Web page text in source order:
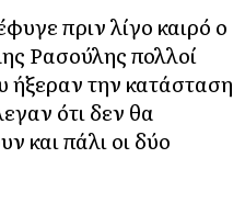
πριν λίγο καιρό ο
Ρασούλης πολλοί
ήξεραν την κατάσταση
ότι δεν θα
και πάλι οι δύο